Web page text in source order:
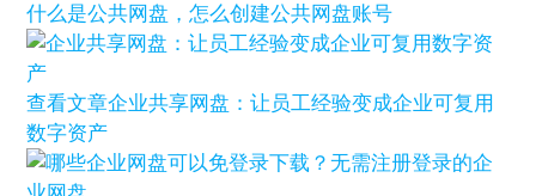
什么是公共网盘，怎么创建公共网盘账号
查看文章企业共享网盘：让员工经验变成企业可复用
数字资产